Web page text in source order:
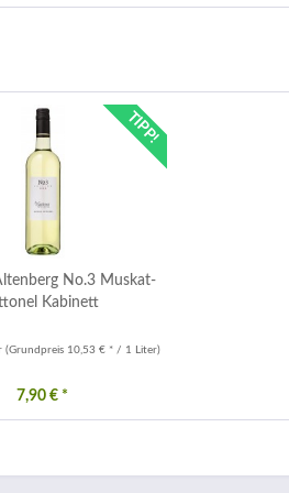
TIPP!
No.3 Muskat-
Kabinett
(Grundpreis 10,53 € * / 1 Liter)
7,90 € *